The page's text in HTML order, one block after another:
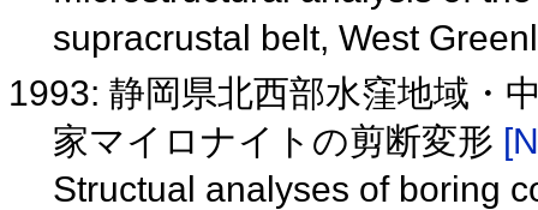
supracrustal belt, West
1993: 静岡県北西部水窪地域・
家マイロナイトの剪断変形
Structual analyses of boring